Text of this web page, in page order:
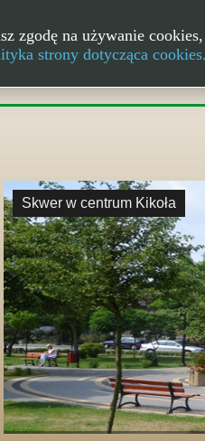
Skwer w centrum Kikoła
zgodę na używanie
strony dotycząca cookies.